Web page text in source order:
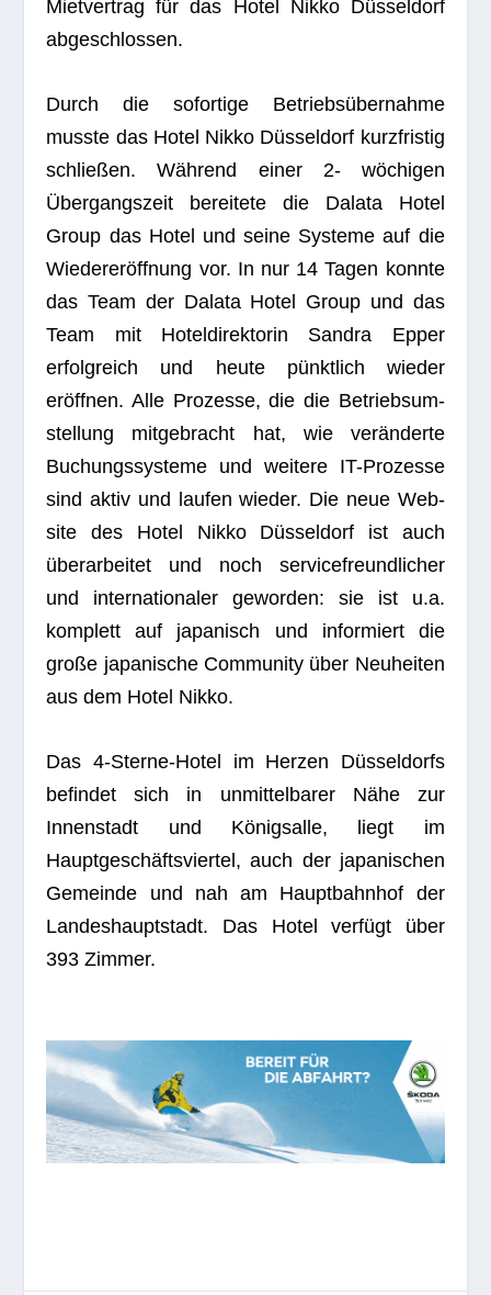
Miet­ver­trag für das Hotel Nikko Düsseldorf
abgeschlossen.
Durch die sofor­tige Betriebsübernahme
musste das Hotel Nikko Düsseldorf kurz­fris­tig
schlie­ßen. Während einer 2- wöchigen
Übergangszeit berei­tete die Dalata Hotel
Group das Hotel und seine Sys­teme auf die
Wiedereröffnung vor. In nur 14 Tagen konnte
das Team der Dalata Hotel Group und das
Team mit Hotel­di­rek­to­rin San­dra Epper
erfolg­reich und heute pünktlich wie­der
eröffnen. Alle Pro­zesse, die die Betriebs­um­
stel­lung mit­ge­bracht hat, wie veränderte
Buchungs­sys­teme und wei­tere IT-Pro­zesse
sind aktiv und lau­fen wie­der. Die neue Web­
site des Hotel Nikko Düsseldorf ist auch
überarbeitet und noch ser­vice­freund­li­cher
und inter­na­tio­na­ler gewor­den: sie ist u.a.
kom­plett auf japa­nisch und infor­miert die
große japa­ni­sche Com­mu­nity über Neu­hei­ten
aus dem Hotel Nikko.
Das 4‑S­terne-Hotel im Her­zen Düsseldorfs
befin­det sich in unmit­tel­ba­rer Nähe zur
Innen­stadt und Königsalle, liegt im
Hauptgeschäftsviertel, auch der japa­ni­schen
Gemeinde und nah am Haupt­bahn­hof der
Lan­des­haupt­stadt. Das Hotel verfügt über
393 Zimmer.